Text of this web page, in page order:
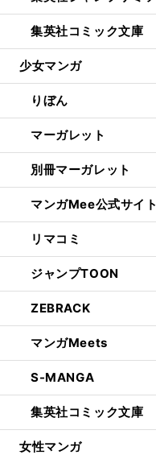
集英社コミック文庫
少女マンガ
りぼん
マーガレット
別冊マーガレット
マンガMee公式サイト
リマコミ
ジャンプTOON
ZEBRACK
マンガMeets
S-MANGA
集英社コミック文庫
女性マンガ